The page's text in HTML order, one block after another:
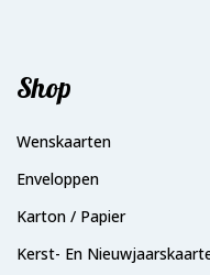
Shop
Wenskaarten
Enveloppen
Karton / Papier
Kerst- En